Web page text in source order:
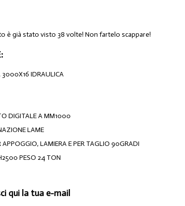
è già stato visto 38 volte! Non fartelo scappare!
3000X16 IDRAULICA
DIGITALE A MM1000
LAME
APPOGGIO, LAMIERA E PER TAGLIO 90GRADI
PESO 24 TON
qui la tua e-mail